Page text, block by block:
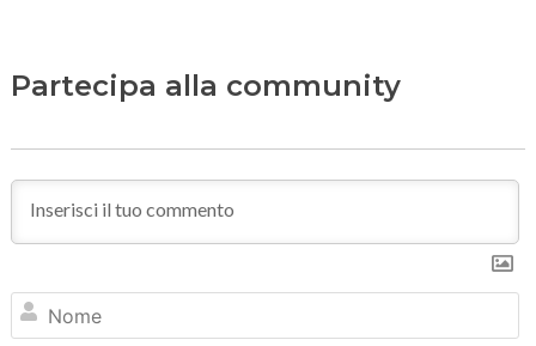
Partecipa alla community